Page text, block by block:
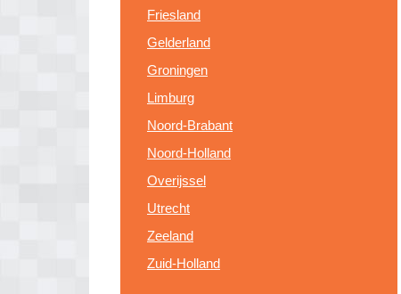
Friesland
Gelderland
Groningen
Limburg
Noord-Brabant
Noord-Holland
Overijssel
Utrecht
Zeeland
Zuid-Holland